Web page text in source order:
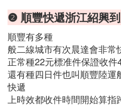
❷ 順豐快遞浙江紹興
順豐有多種
般二線城市有次晨達會非常
正常種22元標准件保證收件
還有種四日件也叫順豐陸運
快遞
上時效都收件時間開始算